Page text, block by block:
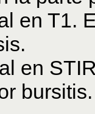
en T1.
en
bursitis.